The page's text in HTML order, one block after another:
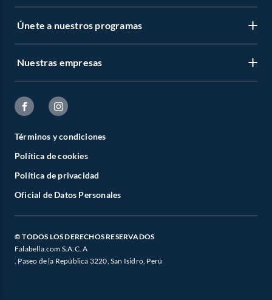
Únete a nuestros programas
Nuestras empresas
Términos y condiciones
Política de cookies
Política de privacidad
Oficial de Datos Personales
© TODOS LOS DERECHOS RESERVADOS
Falabella.com S.A.C. A
. Paseo de la República 3220, San Isidro, Perú